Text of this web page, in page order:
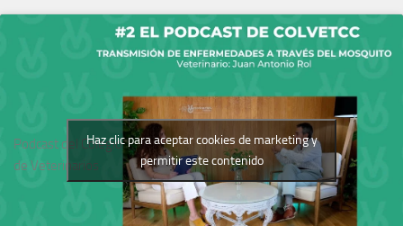
Podcast del Colegio
de Veterinarios
Haz clic para aceptar cookies de marketing y
permitir este contenido